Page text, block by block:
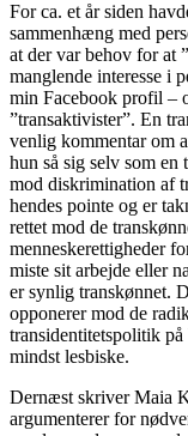
For ca. et år siden
sammenhæng med
at der var behov for at
manglende interesse i
min Facebook profil –
”transaktivister”. En
venlig kommentar om
hun så sig selv som
mod diskrimination af
hendes pointe og er
rettet mod de
menneskerettigheder
miste sit arbejde eller
er synlig transkønnet.
opponerer mod de
transidentitetspolitik
mindst lesbiske.
Dernæst skriver Maia
argumenterer for